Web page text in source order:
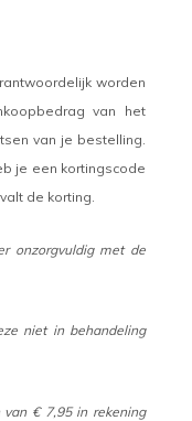
worden
van het
van je bestelling.
je een kortingscode
de korting.
onzorgvuldig met de
niet in behandeling
€ 7,95 in rekening